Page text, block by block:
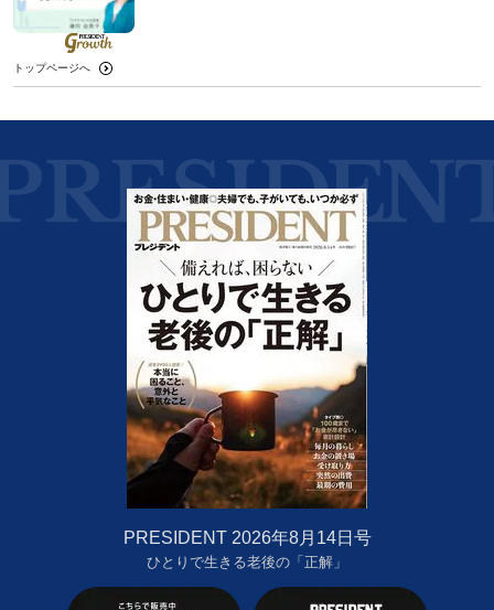
トップページへ
PRESIDENT 2026年8月14日号
ひとりで生きる老後の「正解」